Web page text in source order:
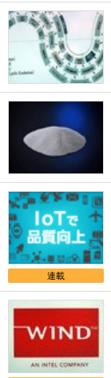
連載